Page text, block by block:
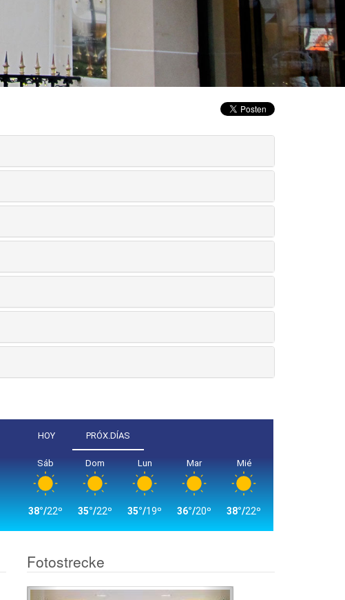
Fotostrecke